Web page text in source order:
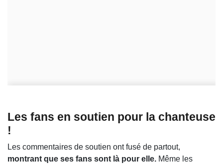
Les fans en soutien pour la chanteuse
!
Les commentaires de soutien ont fusé de partout,
montrant que ses fans sont là pour elle. Même les